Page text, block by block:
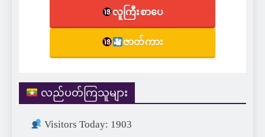
လူကြီးစာပေ
ဇာတ်ကား
လည်ပတ်ကြသူများ
Visitors Today: 1903